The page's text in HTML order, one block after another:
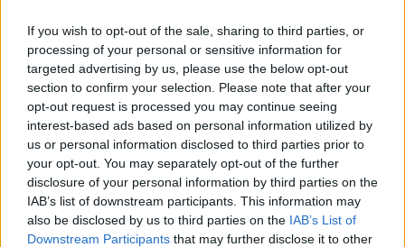
If you wish to opt-out of the sale, sharing to third parties, or
processing of your personal or sensitive information for
targeted advertising by us, please use the below opt-out
section to confirm your selection. Please note that after your
opt-out request is processed you may continue seeing
interest-based ads based on personal information utilized by
us or personal information disclosed to third parties prior to
your opt-out. You may separately opt-out of the further
disclosure of your personal information by third parties on the
IAB’s list of downstream participants. This information may
also be disclosed by us to third parties on the IAB’s List of
Downstream Participants that may further disclose it to other
Descifra este código
¿Cómo crear plantillas CSS y HTML
sin saber nada de programación?
Utiliza Drawter
4 abril, 2020
¿Cómo puedo redireccionar
páginas Web sin usar htaccess?
3 abril, 2020